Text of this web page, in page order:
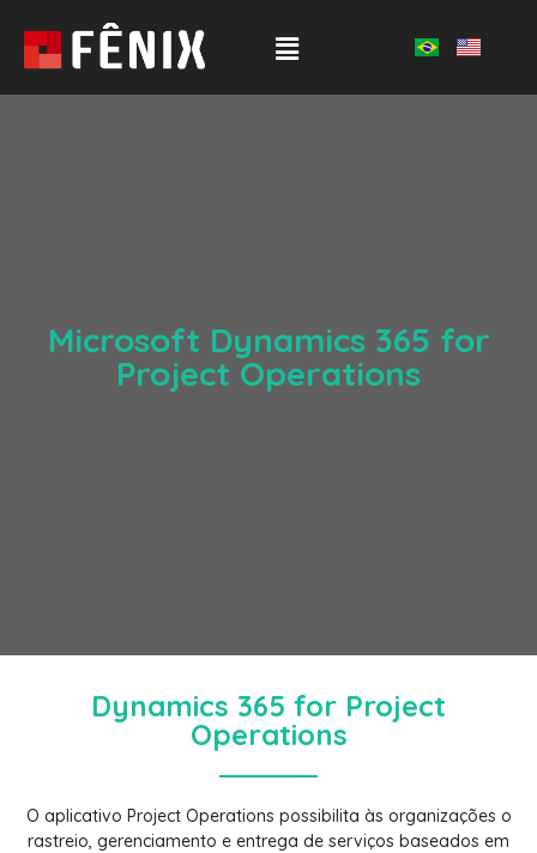
Microsoft Dynamics 365 for
Project Operations
Dynamics 365 for Project
Operations
O aplicativo Project Operations possibilita às organizações o
rastreio, gerenciamento e entrega de serviços baseados em